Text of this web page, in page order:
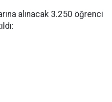
alınacak 3.250 öğrenci